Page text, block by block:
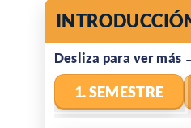
1. SEMESTRE